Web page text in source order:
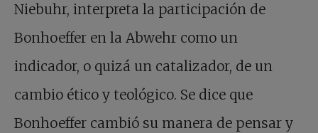
Niebuhr, interpreta la participación de
Bonhoeffer en la Abwehr como un
indicador, o quizá un catalizador, de un
cambio ético y teológico. Se dice que
Bonhoeffer cambió su manera de pensar y